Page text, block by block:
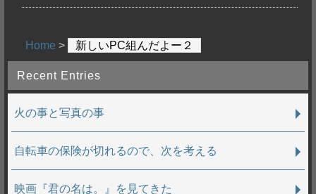
Home > 新しいPC組んだよー２
Recent Entries
火の事と写真の事
自転車の保険が切れるので、次を考える
映画『君の名は。』を見てきた